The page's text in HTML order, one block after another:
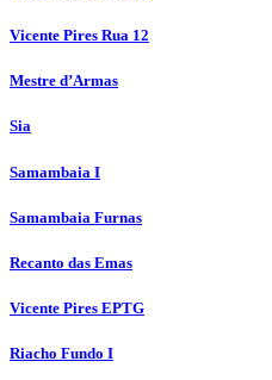
Vicente Pires Rua 12
Mestre d’Armas
Sia
Samambaia I
Samambaia Furnas
Recanto das Emas
Vicente Pires EPTG
Riacho Fundo I